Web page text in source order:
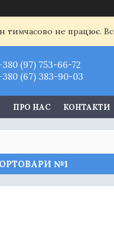
тимчасово не працює.
(97) 753-66-72
(67) 383-90-03
ПРО НАС КОНТАКТИ
№1